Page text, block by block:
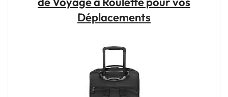
et
Roulette
Idéal
pour
Tous
Déplacements